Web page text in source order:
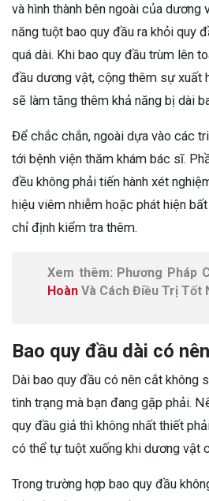
và hình thành bên ngoài của dương
năng tuột bao quy đầu ra khỏi quy
quá dài. Khi bao quy đầu trùm lên
đầu dương vật, cộng thêm sự xuất
sẽ làm tăng thêm khả năng bị dài
Để chắc chắn, ngoài dựa vào các
tới bệnh viện thăm khám bác sĩ.
đều không phải tiến hành xét
hiệu viêm nhiễm hoặc phát hiện
chỉ định kiểm tra thêm.
Xem thêm: Phương Pháp
Hoàn Và Cách Điều Trị Tốt
Bao quy đầu dài có
Dài bao quy đầu có nên cắt không
tình trạng mà bạn đang gặp phải.
quy đầu giả thì không nhất thiết
có thể tự tuột xuống khi dương vật
Trong trường hợp bao quy đầu